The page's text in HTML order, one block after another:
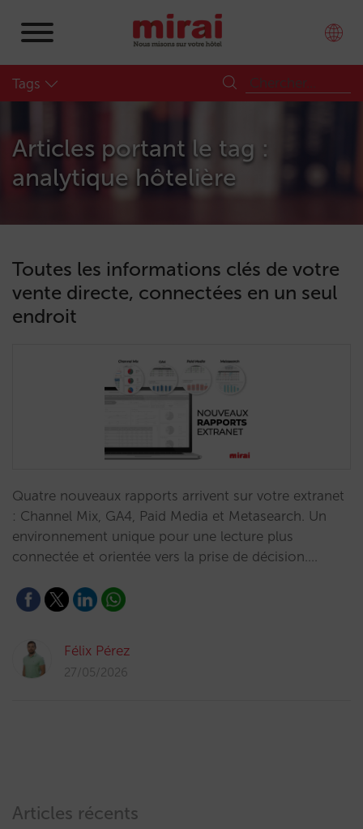
Tags
Articles portant le tag :
analytique hôtelière
Toutes les informations clés de votre
vente directe, connectées en un seul
endroit
Quatre nouveaux rapports arrivent sur votre extranet
: Channel Mix, GA4, Paid Media et Metasearch. Un
environnement unique pour une lecture plus
connectée et orientée vers la prise de décision.…
Félix Pérez
27/05/2026
Articles récents